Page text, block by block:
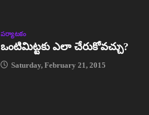
పర్యాటకం
ఒంటిమిట్టకు ఎలా చేరుకోవచ్చు?
Saturday, February 21, 2015